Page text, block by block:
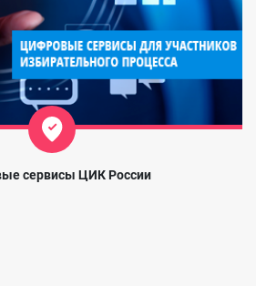
сервисы ЦИК России